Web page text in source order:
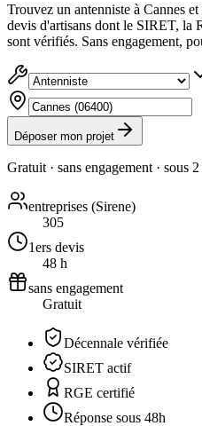
Trouvez un antenniste à Cannes
devis d'artisans dont le SIRET, la
sont vérifiés. Sans engagement,
Déposer mon projet
Gratuit · sans engagement · sous
entreprises (Sirene)
305
1ers devis
48 h
sans engagement
Gratuit
Décennale vérifiée
SIRET actif
RGE certifié
Réponse sous 48h